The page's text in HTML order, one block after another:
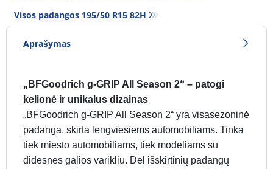
Visos padangos‎ 195/50 R15 82H
Aprašymas
„BFGoodrich g-GRIP All Season 2“ – patogi
kelionė ir unikalus dizainas
„BFGoodrich g-GRIP All Season 2“ yra visasezoninė
padanga, skirta lengviesiems automobiliams. Tinka
tiek miesto automobiliams, tiek modeliams su
didesnės galios varikliu. Dėl išskirtinių padangų